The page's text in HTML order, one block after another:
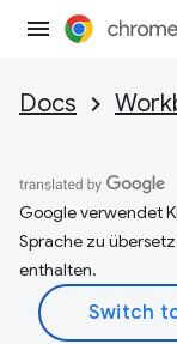
Docs
Google verwendet
Sprache zu
enthalten.